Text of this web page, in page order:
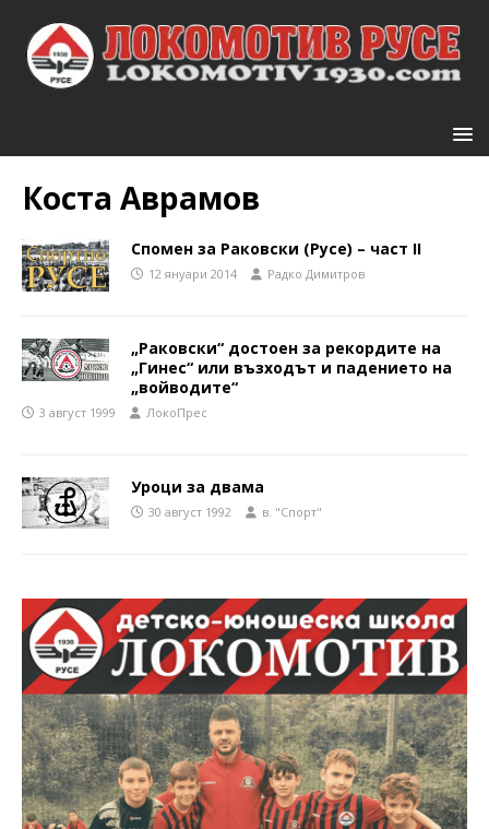
Коста Аврамов
Спомен за Раковски (Русе) – част II
12 януари 2014 Радко Димитров
„Раковски“ достоен за рекордите на
„Гинес“ или възходът и падението на
„войводите“
3 август 1999 ЛокоПрес
Уроци за двама
30 август 1992 в. "Спорт"